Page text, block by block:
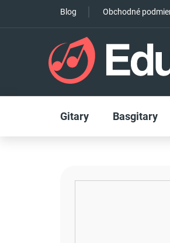
obsah
Blog Obchodné
Gitary Basgitary